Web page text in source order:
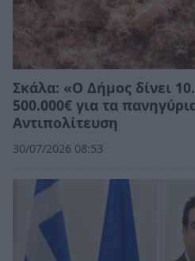
Σκάλα: «Ο Δήμος δίνει
500.000€ για τα
Αντιπολίτευση
30/07/2026 08:53